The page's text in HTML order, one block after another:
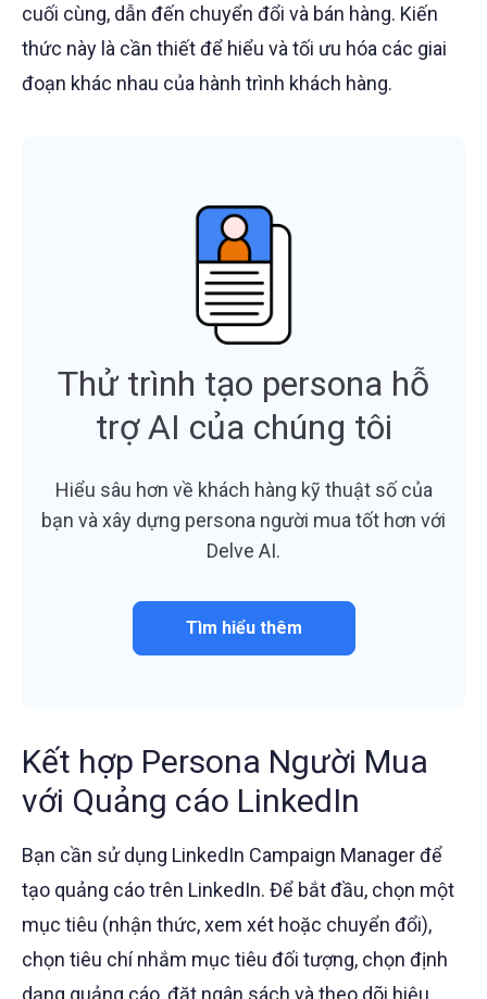
cuối cùng, dẫn đến chuyển đổi và bán hàng. Kiến
thức này là cần thiết để hiểu và tối ưu hóa các giai
đoạn khác nhau của hành trình khách hàng.
Thử trình tạo persona hỗ
trợ AI của chúng tôi
Hiểu sâu hơn về khách hàng kỹ thuật số của
bạn và xây dựng persona người mua tốt hơn với
Delve AI.
Tìm hiểu thêm
Kết hợp Persona Người Mua
với Quảng cáo LinkedIn
Bạn cần sử dụng LinkedIn Campaign Manager để
tạo quảng cáo trên LinkedIn. Để bắt đầu, chọn một
mục tiêu (nhận thức, xem xét hoặc chuyển đổi),
chọn tiêu chí nhắm mục tiêu đối tượng, chọn định
dạng quảng cáo, đặt ngân sách và theo dõi hiệu